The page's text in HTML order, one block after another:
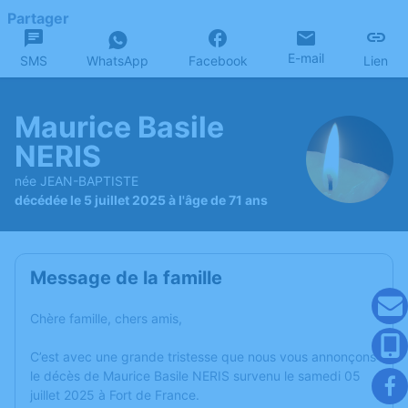
Partager
SMS WhatsApp Facebook E-mail Lien
Maurice Basile
NERIS
née JEAN-BAPTISTE
décédée le 5 juillet 2025 à l'âge de 71 ans
Message de la famille
Chère famille, chers amis,
C’est avec une grande tristesse que nous vous annonçons
le décès de Maurice Basile NERIS survenu le samedi 05
juillet 2025 à Fort de France.